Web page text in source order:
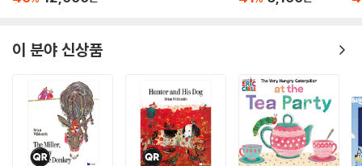
이 분야 신상품